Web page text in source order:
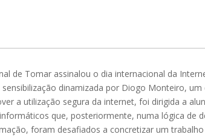
de Tomar assinalou o dia internacional da
dinamizada por Diogo Monteiro,
a utilização segura da internet, foi dirigida a
que, posteriormente, numa lógica de
foram desafiados a concretizar um